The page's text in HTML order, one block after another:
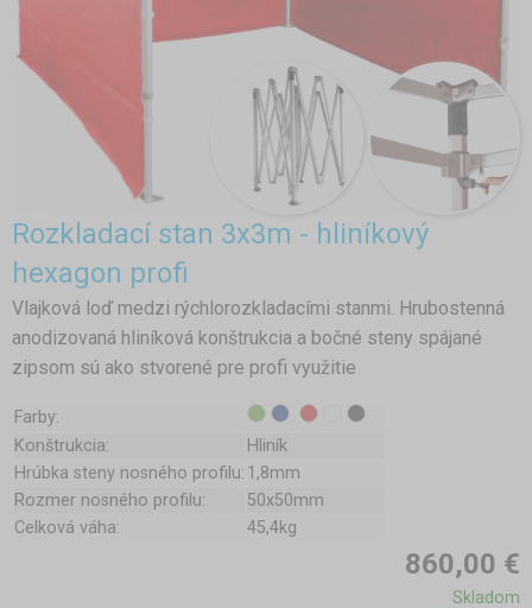
Rozkladací stan 3x3m - hliníkový
hexagon profi
Vlajková loď medzi rýchlorozkladacími stanmi. Hrubostenná
anodizovaná hliníková konštrukcia a bočné steny spájané
zipsom sú ako stvorené pre profi využitie
Farby:
Konštrukcia:
Hliník
Hrúbka steny nosného profilu: 1,8mm
Rozmer nosného profilu:
50x50mm
Celková váha:
45,4kg
860,00 €
Skladom